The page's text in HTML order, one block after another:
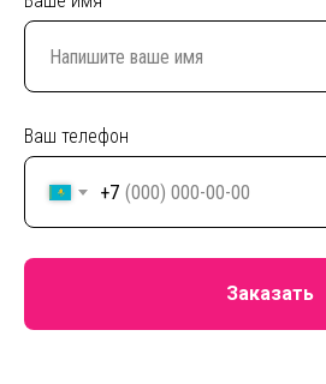
Ваш телефон
+7
Заказать